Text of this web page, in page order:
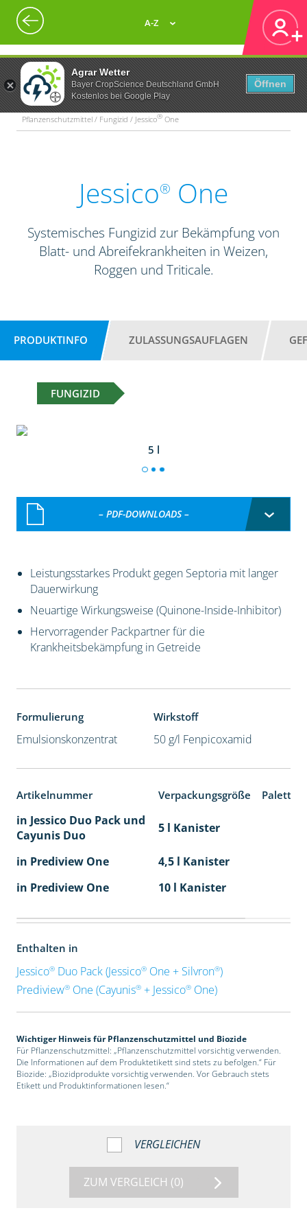
Agrar Wetter
Bayer CropScience Deutschland GmbH
Kostenlos bei Google Play
Öffnen
A-Z
Pflanzenschutzmittel / Fungizid / Jessico® One
Jessico® One
Systemisches Fungizid zur Bekämpfung von
Blatt- und Abreifekrankheiten in Weizen,
Roggen und Triticale.
PRODUKTINFO ZULASSUNGSAUFLAGEN
FUNGIZID
5 l
– PDF-DOWNLOADS –
Leistungsstarkes Produkt gegen Septoria mit langer
Dauerwirkung
Neuartige Wirkungsweise (Quinone-Inside-Inhibitor)
Hervorragender Packpartner für die
Krankheitsbekämpfung in Getreide
Formulierung
Emulsionskonzentrat
Wirkstoff
50 g/l Fenpicoxamid
Artikelnummer Verpackungsgröße
in Jessico Duo Pack und
Cayunis Duo
5 l Kanister
in Prediview One
4,5 l Kanister
in Prediview One
10 l Kanister
Enthalten in
Jessico®Duo Pack (Jessico®One + Silvron®)
Prediview®One (Cayunis®+ Jessico®One)
Wichtiger Hinweis für Pflanzenschutzmittel und Biozide
Für Pflanzenschutzmittel: „Pflanzenschutzmittel vorsichtig verwenden.
Die Informationen auf dem Produktetikett sind stets zu befolgen.“ Für
Biozide: „Biozidprodukte vorsichtig verwenden. Vor Gebrauch stets
Etikett und Produktinformationen lesen.“
VERGLEICHEN
ZUM VERGLEICH (0)